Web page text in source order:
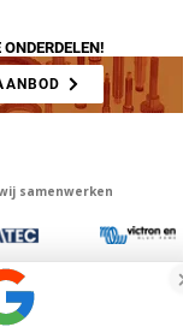
samenwerken